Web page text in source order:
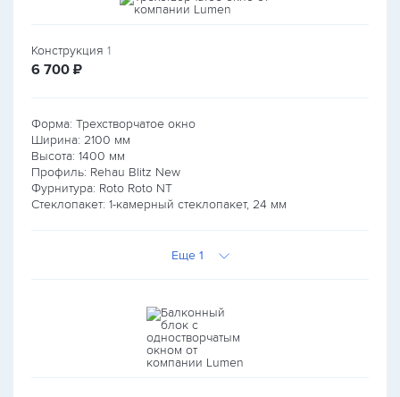
Конструкция 1
6 700 руб.
₽
Форма: Трехстворчатое окно
Ширина: 2100 мм
Высота: 1400 мм
Профиль: Rehau Blitz New
Фурнитура: Roto Roto NT
Стеклопакет: 1-камерный стеклопакет, 24 мм
Еще 1